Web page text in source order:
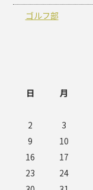
ゴルフ部
日
月
2
3
9
10
16
17
23
24